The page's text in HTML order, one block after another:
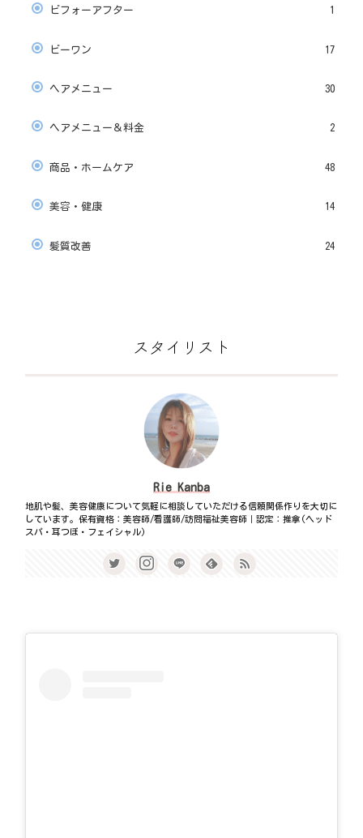
ビフォーアフター 1
ビーワン 17
ヘアメニュー 30
ヘアメニュー＆料金 2
商品・ホームケア 48
美容・健康 14
髪質改善 24
スタイリスト
Rie Kanba
地肌や髪、美容健康について気軽に相談していただける信頼関係作りを大切に
しています。保有資格：美容師/看護師/訪問福祉美容師｜認定：推拿(ヘッド
スパ・耳つぼ・フェイシャル)